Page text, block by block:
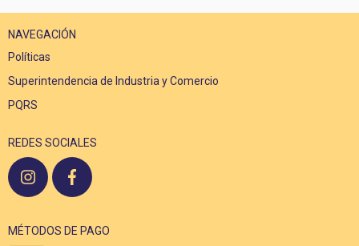
NAVEGACIÓN
Políticas
Superintendencia de Industria y Comercio
PQRS
REDES SOCIALES
MÉTODOS DE PAGO